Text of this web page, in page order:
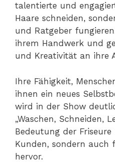
talentierte und
Haare schneiden,
und Ratgeber
ihrem Handwerk und
und Kreativität an ihre
Ihre Fähigkeit,
ihnen ein neues
wird in der Show
„Waschen, Schneiden,
Bedeutung der
Kunden, sondern auch
hervor.